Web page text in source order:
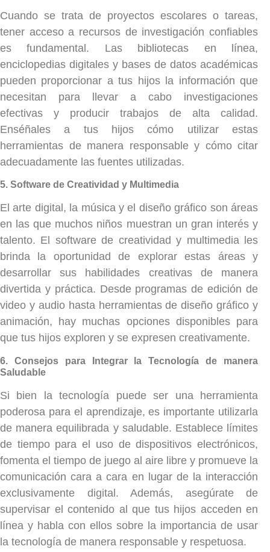
Cuando se trata de proyectos escolares o tareas,
tener acceso a recursos de investigación confiables
es fundamental. Las bibliotecas en línea,
enciclopedias digitales y bases de datos académicas
pueden proporcionar a tus hijos la información que
necesitan para llevar a cabo investigaciones
efectivas y producir trabajos de alta calidad.
Enséñales a tus hijos cómo utilizar estas
herramientas de manera responsable y cómo citar
adecuadamente las fuentes utilizadas.
5. Software de Creatividad y Multimedia
El arte digital, la música y el diseño gráfico son áreas
en las que muchos niños muestran un gran interés y
talento. El software de creatividad y multimedia les
brinda la oportunidad de explorar estas áreas y
desarrollar sus habilidades creativas de manera
divertida y práctica. Desde programas de edición de
video y audio hasta herramientas de diseño gráfico y
animación, hay muchas opciones disponibles para
que tus hijos exploren y se expresen creativamente.
6. Consejos para Integrar la Tecnología de manera
Saludable
Si bien la tecnología puede ser una herramienta
poderosa para el aprendizaje, es importante utilizarla
de manera equilibrada y saludable. Establece límites
de tiempo para el uso de dispositivos electrónicos,
fomenta el tiempo de juego al aire libre y promueve la
comunicación cara a cara en lugar de la interacción
exclusivamente digital. Además, asegúrate de
supervisar el contenido al que tus hijos acceden en
línea y habla con ellos sobre la importancia de usar
la tecnología de manera responsable y respetuosa.